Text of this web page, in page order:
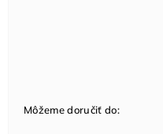
Môžeme doručiť do: